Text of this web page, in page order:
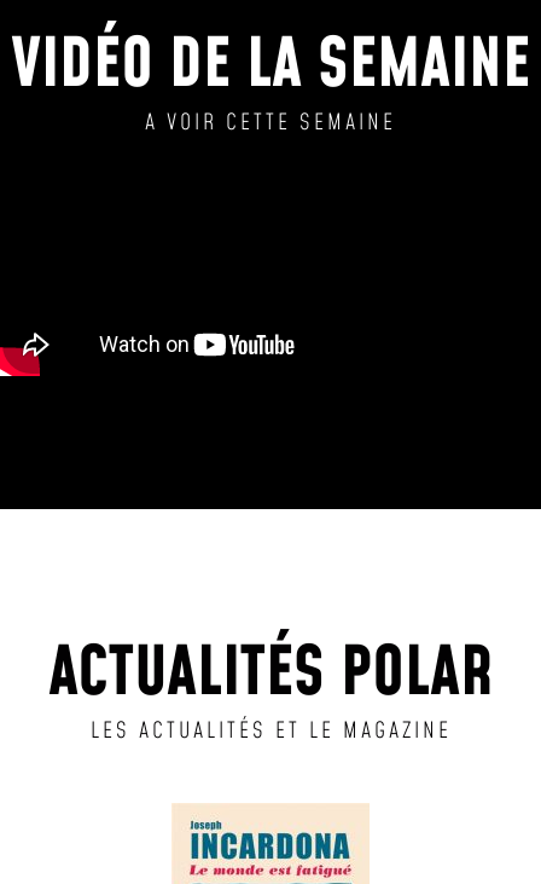
VIDÉO DE LA SEMAINE
A VOIR CETTE SEMAINE
ACTUALITÉS POLAR
LES ACTUALITÉS ET LE MAGAZINE